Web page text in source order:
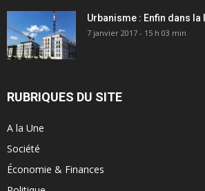
Urbanisme : Enfin dans la
7 janvier 2017 - 15 h 03 min
RUBRIQUES DU SITE
A la Une
Société
Économie & Finances